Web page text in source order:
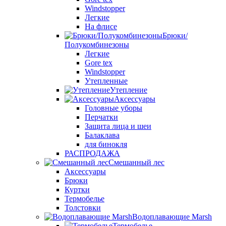
Windstopper
Легкие
На флисе
Брюки/
Полукомбинезоны
Легкие
Gore tex
Windstopper
Утепленные
Утепление
Аксессуары
Головные уборы
Перчатки
Защита лица и шеи
Балаклава
для бинокля
РАСПРОДАЖА
Смешанный лес
Аксессуары
Брюки
Куртки
Термобелье
Толстовки
Водоплавающие Marsh